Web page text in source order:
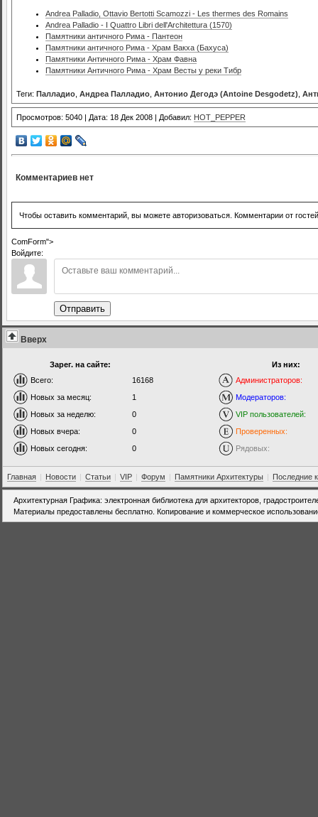
Andrea Palladio, Ottavio Bertotti Scamozzi - Les thermes des Romains
Andrea Palladio - I Quattro Libri dell'Architettura (1570)
Памятники античного Рима - Пантеон
Памятники античного Рима - Храм Вакха (Бахуса)
Памятники Античного Рима - Храм Фавна
Памятники Античного Рима - Храм Весты у реки Тибр
Теги: Палладио Андреа Палладио Антонио Дегодэ (Antoine Desgodetz)
Просмотров: 5040 | Дата: 18 Дек 2008 | Добавил: HOT_PEPPER
Комментариев нет
Чтобы оставить комментарий, вы можете авторизоваться. Комментарии от
ComForm">
Войдите:
Отправить
Вверх
Зарег. на сайте:
Всего:
16168
Новых за месяц:
1
Новых за неделю:
0
Новых вчера:
0
Новых сегодня:
0
Из них:
Администраторов:
Модераторов:
VIP пользователей:
Проверенных:
Рядовых:
Главная | Новости | Статьи | VIP | Форум | Памятники Архитектуры | Последние
Архитектурная Графика: электронная библиотека для архитекторов,
Материалы предоставлены бесплатно. Копирование и коммерческое